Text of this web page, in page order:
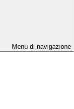
Menu di navigazione